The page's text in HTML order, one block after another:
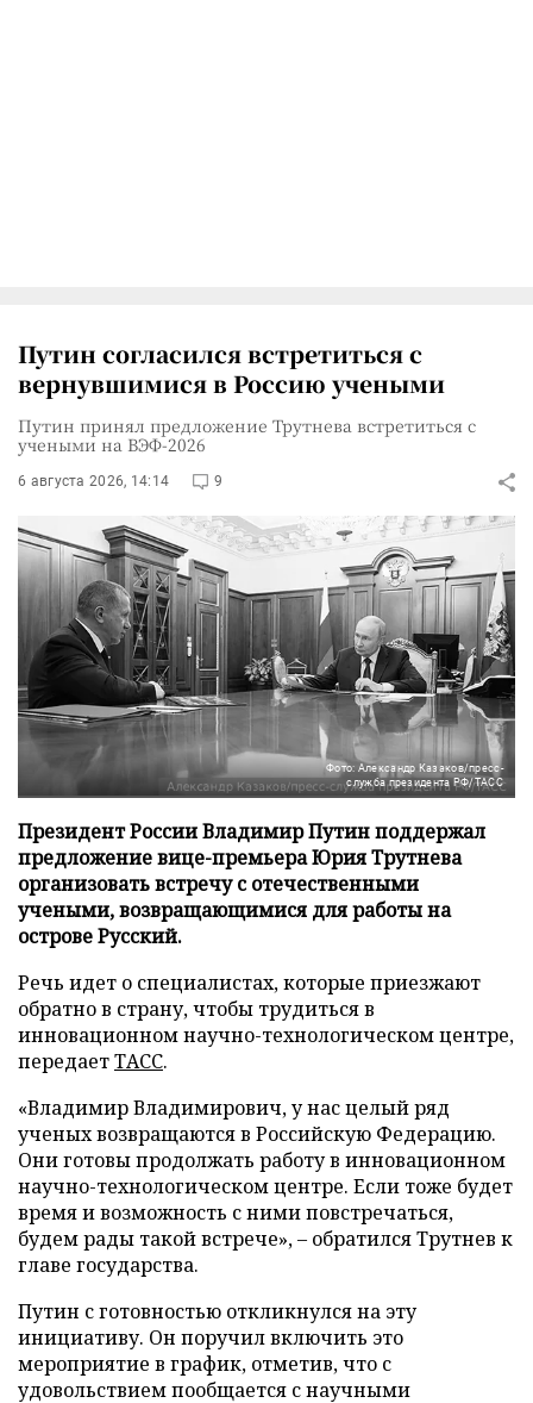
Путин согласился встретиться с
вернувшимися в Россию учеными
Путин принял предложение Трутнева встретиться с
учеными на ВЭФ-2026
6 августа 2026, 14:14 9
Фото: Александр Казаков/пресс-
служба президента РФ/ТАСС
Президент России Владимир Путин поддержал
предложение вице-премьера Юрия Трутнева
организовать встречу с отечественными
учеными, возвращающимися для работы на
острове Русский.
Речь идет о специалистах, которые приезжают
обратно в страну, чтобы трудиться в
инновационном научно-технологическом центре,
передаетТАСС.
«Владимир Владимирович, у нас целый ряд
ученых возвращаются в Российскую Федерацию.
Они готовы продолжать работу в инновационном
научно-технологическом центре. Если тоже будет
время и возможность с ними повстречаться,
будем рады такой встрече», – обратился Трутнев к
главе государства.
Путин с готовностью откликнулся на эту
инициативу. Он поручил включить это
мероприятие в график, отметив, что с
удовольствием пообщается с научными